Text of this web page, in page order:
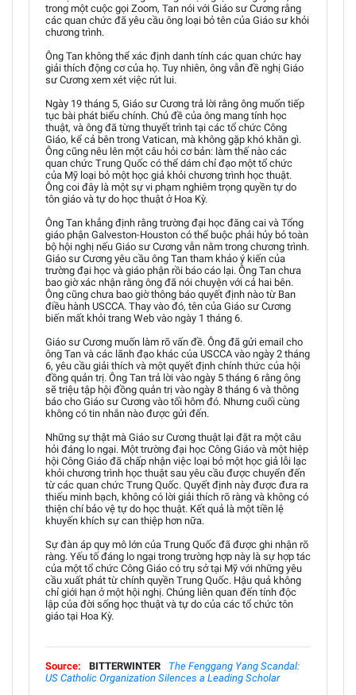
trong một cuộc gọi Zoom, Tan nói với Giáo sư Cương rằng
các quan chức đã yêu cầu ông loại bỏ tên của Giáo sư khỏi
chương trình.
Ông Tan không thể xác định danh tính các quan chức hay
giải thích động cơ của họ. Tuy nhiên, ông vẫn đề nghị Giáo
sư Cương xem xét việc rút lui.
Ngày 19 tháng 5, Giáo sư Cương trả lời rằng ông muốn tiếp
tục bài phát biểu chính. Chủ đề của ông mang tính học
thuật, và ông đã từng thuyết trình tại các tổ chức Công
Giáo, kể cả bên trong Vatican, mà không gặp khó khăn gì.
Ông cũng nêu lên một câu hỏi cơ bản: làm thế nào các
quan chức Trung Quốc có thể dám chỉ đạo một tổ chức
của Mỹ loại bỏ một học giả khỏi chương trình học thuật.
Ông coi đây là một sự vi phạm nghiêm trọng quyền tự do
tôn giáo và tự do học thuật ở Hoa Kỳ.
Ông Tan khẳng định rằng trường đại học đăng cai và Tổng
giáo phận Galveston-Houston có thể buộc phải hủy bỏ toàn
bộ hội nghị nếu Giáo sư Cương vẫn nằm trong chương trình.
Giáo sư Cương yêu cầu ông Tan tham khảo ý kiến của
trường đại học và giáo phận rồi báo cáo lại. Ông Tan chưa
bao giờ xác nhận rằng ông đã nói chuyện với cả hai bên.
Ông cũng chưa bao giờ thông báo quyết định nào từ Ban
điều hành USCCA. Thay vào đó, tên của Giáo sư Cương
biến mất khỏi trang Web vào ngày 1 tháng 6.
Giáo sư Cương muốn làm rõ vấn đề. Ông đã gửi email cho
ông Tan và các lãnh đạo khác của USCCA vào ngày 2 tháng
6, yêu cầu giải thích và một quyết định chính thức của hội
đồng quản trị. Ông Tan trả lời vào ngày 5 tháng 6 rằng ông
sẽ triệu tập hội đồng quản trị vào ngày 8 tháng 6 và thông
báo cho Giáo sư Cương vào tối hôm đó. Nhưng cuối cùng
không có tin nhắn nào được gửi đến.
Những sự thật mà Giáo sư Cương thuật lại đặt ra một câu
hỏi đáng lo ngại. Một trường đại học Công Giáo và một hiệp
hội Công Giáo đã chấp nhận việc loại bỏ một học giả lỗi lạc
khỏi chương trình học thuật sau yêu cầu được chuyển đến
từ các quan chức Trung Quốc. Quyết định này được đưa ra
thiếu minh bạch, không có lời giải thích rõ ràng và không có
thiện chí bảo vệ tự do học thuật. Kết quả là một tiền lệ
khuyến khích sự can thiệp hơn nữa.
Sự đàn áp quy mô lớn của Trung Quốc đã được ghi nhận rõ
ràng. Yếu tố đáng lo ngại trong trường hợp này là sự hợp tác
của một tổ chức Công Giáo có trụ sở tại Mỹ với những yêu
cầu xuất phát từ chính quyền Trung Quốc. Hậu quả không
chỉ giới hạn ở một hội nghị. Chúng liên quan đến tính độc
lập của đời sống học thuật và tự do của các tổ chức tôn
giáo tại Hoa Kỳ.
Source: BITTERWINTER
The Fenggang Yang Scandal:
US Catholic Organization Silences a Leading Scholar